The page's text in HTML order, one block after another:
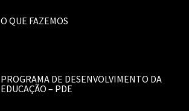
O QUE FAZEMOS
PROGRAMA DE DESENVOLVIMENTO DA
EDUCAÇÃO – PDE